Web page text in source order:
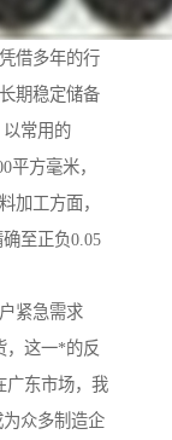
借多年的行
期稳定储备
常用的
平方毫米，
加工方面，
至正负0.05
紧急需求
，这一*的反
广东市场，我
众多制造企